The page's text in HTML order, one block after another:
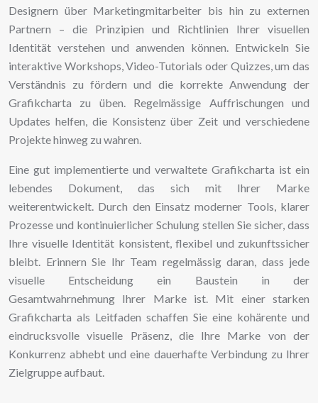
Designern über Marketingmitarbeiter bis hin zu externen
Partnern – die Prinzipien und Richtlinien Ihrer visuellen
Identität verstehen und anwenden können. Entwickeln Sie
interaktive Workshops, Video-Tutorials oder Quizzes, um das
Verständnis zu fördern und die korrekte Anwendung der
Grafikcharta zu üben. Regelmässige Auffrischungen und
Updates helfen, die Konsistenz über Zeit und verschiedene
Projekte hinweg zu wahren.
Eine gut implementierte und verwaltete Grafikcharta ist ein
lebendes Dokument, das sich mit Ihrer Marke
weiterentwickelt. Durch den Einsatz moderner Tools, klarer
Prozesse und kontinuierlicher Schulung stellen Sie sicher, dass
Ihre visuelle Identität konsistent, flexibel und zukunftssicher
bleibt. Erinnern Sie Ihr Team regelmässig daran, dass jede
visuelle Entscheidung ein Baustein in der
Gesamtwahrnehmung Ihrer Marke ist. Mit einer starken
Grafikcharta als Leitfaden schaffen Sie eine kohärente und
eindrucksvolle visuelle Präsenz, die Ihre Marke von der
Konkurrenz abhebt und eine dauerhafte Verbindung zu Ihrer
Zielgruppe aufbaut.